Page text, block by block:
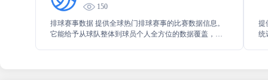
150
排球赛事数据 提供全球热门排球赛事的比赛数据信息。
它能给予从球队整体到球员个人全方位的数据覆盖，无
提
统